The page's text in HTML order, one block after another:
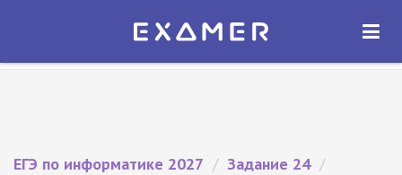
Экзамер — ЕГЭ 2027
ОТКРЫТЬ
ЕГЭ по информатике 2027 / Задание 24 /